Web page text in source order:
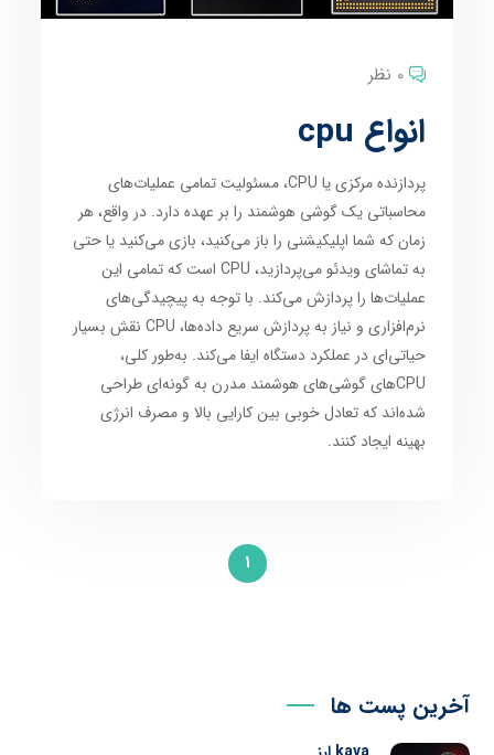
0 نظر
انواع cpu
پردازنده مرکزی یا CPU، مسئولیت تمامی عملیات‌های
محاسباتی یک گوشی هوشمند را بر عهده دارد. در واقع، هر
زمان که شما اپلیکیشنی را باز می‌کنید، بازی می‌کنید یا حتی
به تماشای ویدئو می‌پردازید، CPU است که تمامی این
عملیات‌ها را پردازش می‌کند. با توجه به پیچیدگی‌های
نرم‌افزاری و نیاز به پردازش سریع داده‌ها، CPU نقش بسیار
حیاتی‌ای در عملکرد دستگاه ایفا می‌کند. به‌طور کلی،
CPUهای گوشی‌های هوشمند مدرن به گونه‌ای طراحی
شده‌اند که تعادل خوبی بین کارایی بالا و مصرف انرژی
بهینه ایجاد کنند.
1
آخرین پست ها